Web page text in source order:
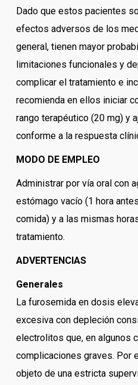
Dado que estos pacientes
efectos adversos de los
general, tienen mayor
limitaciones funcionales y
complicar el tratamiento e
recomienda en ellos iniciar
rango terapéutico (20 mg) y
conforme a la respuesta
MODO DE EMPLEO
Administrar por vía oral con
estómago vacío (1 hora
comida) y a las mismas
tratamiento.
ADVERTENCIAS
Generales
La furosemida en dosis
excesiva con depleción
electrolitos que, en algunos
complicaciones graves. Por
objeto de una estricta